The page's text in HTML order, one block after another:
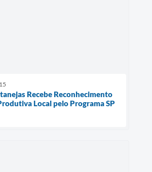
Recebe Reconhecimento
Local pelo Programa SP